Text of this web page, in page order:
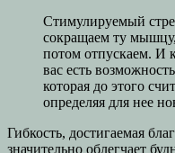
Стимулируемый
сокращаем ту
потом отпускаем. И
вас есть
которая до этого
определяя для нее
Гибкость, достигаемая
значительно облегчает